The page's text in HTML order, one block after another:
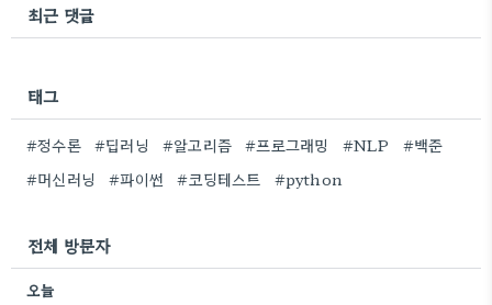
최근 댓글
태그
#정수론 #딥러닝 #알고리즘 #프로그래밍 #NLP
#백준
#머신러닝
#파이썬 #코딩테스트 #python
전체 방문자
오늘